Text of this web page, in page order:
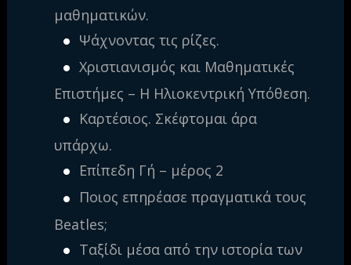
μαθηματικών.
Ψάχνοντας τις ρίζες.
Χριστιανισμός και Μαθηματικές
Επιστήμες – Η Ηλιοκεντρική Υπόθεση.
Καρτέσιος. Σκέφτομαι άρα
υπάρχω.
Επίπεδη Γή – μέρος 2
Ποιος επηρέασε πραγματικά τους
Beatles;
Ταξίδι μέσα από την ιστορία των